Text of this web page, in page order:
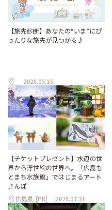
【旅先診断】あなたの“いま”にぴ
ったりな旅先が見つかる♪
2026.05.15
【チケットプレゼント】水辺の世
界から浮世絵の世界へ。「広島も
とまち水族館」ではじまるアート
さんぽ
広島県 [PR] 2026.07.31